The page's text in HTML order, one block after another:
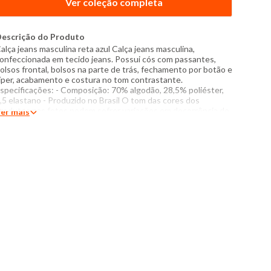
do Produto
jeans masculina reta azul Calça jeans masculina,
em tecido jeans. Possui cós com passantes,
frontal, bolsos na parte de trás, fechamento por botão e
acabamento e costura no tom contrastante.
- Composição: 70% algodão, 28,5% poliéster,
elastano - Produzido no Brasil O tom das cores dos
nas fotos podem sofrer variações em decorrência do
mais